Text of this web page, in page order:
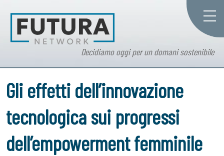
Decidiamo oggi per un domani sostenibile
Gli effetti dell’innovazione
tecnologica sui progressi
dell’empowerment femminile